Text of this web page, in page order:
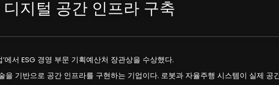
지털 공간 인프라 구축
에서 ESG 경영 부문 기획예산처 장관상을 수상했다.
기반으로 공간 인프라를 구현하는 기업이다. 로봇과 자율주행 시스템이 실제 공